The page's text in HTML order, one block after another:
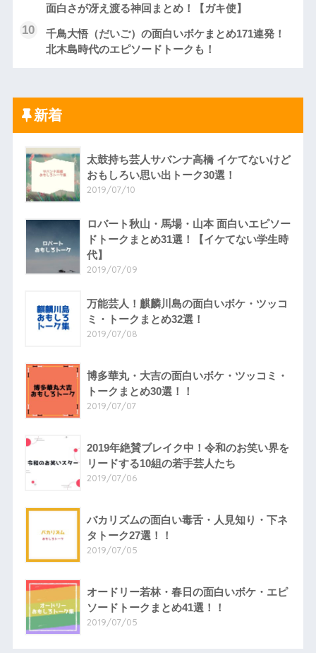
面白さが冴え渡る神回まとめ！【ガキ使】
千鳥大悟（だいご）の面白いボケまとめ171連発！
北木島時代のエピソードトークも！
新着
太鼓持ち芸人サバンナ高橋 イケてないけど
おもしろい思い出トーク30選！
2019/07/10
ロバート秋山・馬場・山本 面白いエピソー
ドトークまとめ31選！【イケてない学生時
代】
2019/07/09
万能芸人！麒麟川島の面白いボケ・ツッコ
ミ・トークまとめ32選！
2019/07/08
博多華丸・大吉の面白いボケ・ツッコミ・
トークまとめ30選！！
2019/07/07
2019年絶賛ブレイク中！令和のお笑い界を
リードする10組の若手芸人たち
2019/07/06
バカリズムの面白い毒舌・人見知り・下ネ
タトーク27選！！
2019/07/05
オードリー若林・春日の面白いボケ・エピ
ソードトークまとめ41選！！
2019/07/05